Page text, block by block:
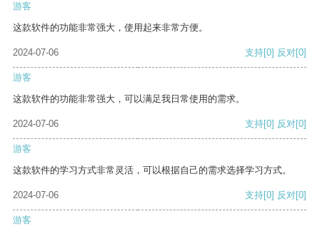
游客
这款软件的功能非常强大，使用起来非常方便。
2024-07-06 支持[0] 反对[0]
游客
这款软件的功能非常强大，可以满足我日常使用的需求。
2024-07-06 支持[0] 反对[0]
游客
这款软件的学习方式非常灵活，可以根据自己的需求选择学习方式。
2024-07-06 支持[0] 反对[0]
游客